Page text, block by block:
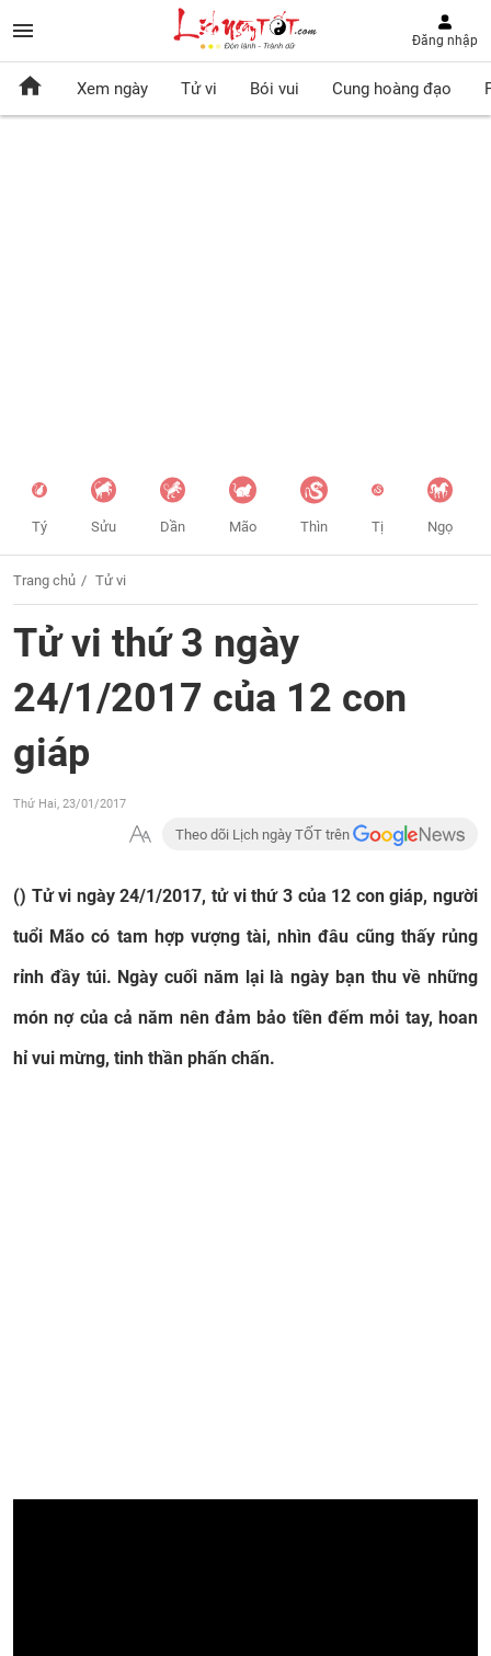
Đăng nhập
Xem ngày Tử vi Bói vui Cung hoàng đạo
Tý Sửu Dần Mão Thìn Tị Ngọ
Trang chủ Tử vi
Tử vi thứ 3 ngày
24/1/2017 của 12 con
giáp
Thứ Hai, 23/01/2017
Theo dõi Lịch ngày TỐT trên
() Tử vi ngày 24/1/2017, tử vi thứ 3 của 12 con giáp, người
tuổi Mão có tam hợp vượng tài, nhìn đâu cũng thấy rủng
rỉnh đầy túi. Ngày cuối năm lại là ngày bạn thu về những
món nợ của cả năm nên đảm bảo tiền đếm mỏi tay, hoan
hỉ vui mừng, tinh thần phấn chấn.